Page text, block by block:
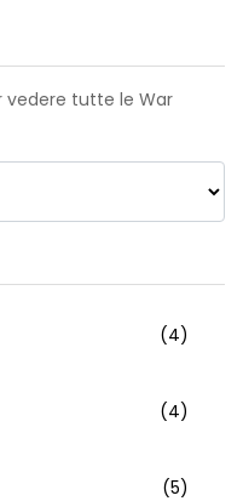
vedere tutte le War
(4)
(4)
(5)